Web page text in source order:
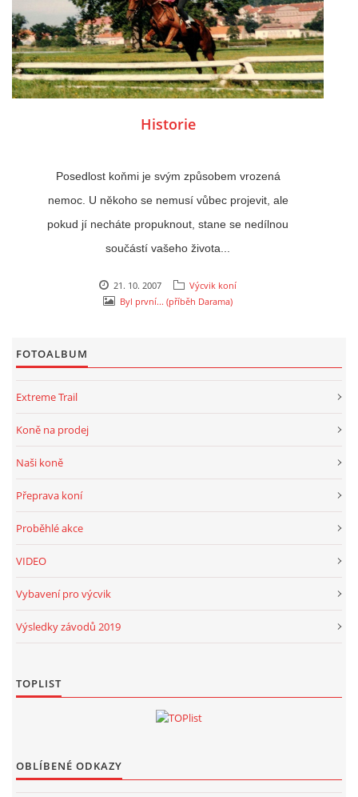
Historie
Posedlost koňmi je svým způsobem vrozená
nemoc. U někoho se nemusí vůbec projevit, ale
pokud jí necháte propuknout, stane se nedílnou
součástí vašeho života...
21. 10. 2007
Výcvik koní
Byl první... (příběh Darama)
FOTOALBUM
Extreme Trail
Koně na prodej
Naši koně
Přeprava koní
Proběhlé akce
VIDEO
Vybavení pro výcvik
Výsledky závodů 2019
TOPLIST
OBLÍBENÉ ODKAZY